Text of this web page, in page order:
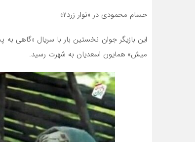
حسام محمودی در «نوار زرد۲»
این بازیگر جوان نخستین بار با سریال «گاهی
میش» همایون اسعدیان به شهرت رسید.